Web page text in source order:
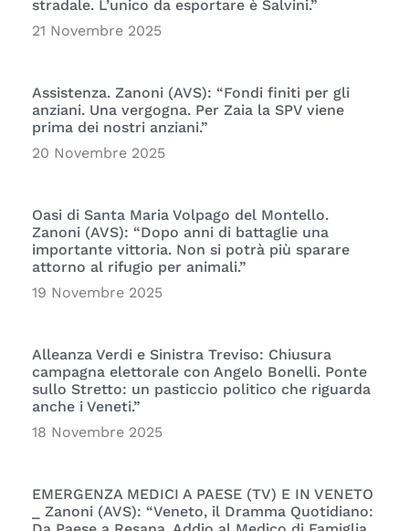
stradale. L’unico da esportare è Salvini.”
21 Novembre 2025
Assistenza. Zanoni (AVS): “Fondi finiti per gli
anziani. Una vergogna. Per Zaia la SPV viene
prima dei nostri anziani.”
20 Novembre 2025
Oasi di Santa Maria Volpago del Montello.
Zanoni (AVS): “Dopo anni di battaglie una
importante vittoria. Non si potrà più sparare
attorno al rifugio per animali.”
19 Novembre 2025
Alleanza Verdi e Sinistra Treviso: Chiusura
campagna elettorale con Angelo Bonelli. Ponte
sullo Stretto: un pasticcio politico che riguarda
anche i Veneti.”
18 Novembre 2025
EMERGENZA MEDICI A PAESE (TV) E IN VENETO
_ Zanoni (AVS): “Veneto, il Dramma Quotidiano: